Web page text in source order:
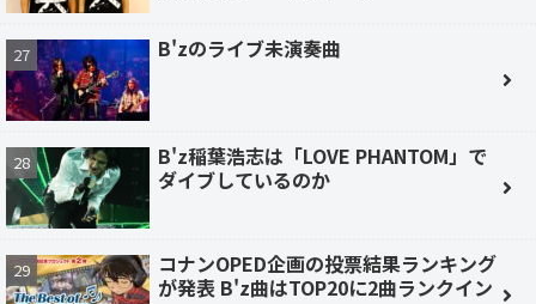
B'zのライブ未演奏曲
B'z稲葉浩志は「LOVE PHANTOM」で
ダイブしているのか
コナンOPED企画の投票結果ランキング
が発表 B'z曲はTOP20に2曲ランクイン